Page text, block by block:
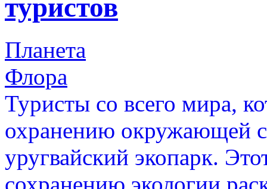
туристов
Планета
Флора
Туристы со всего мира,
охранению окружающей
уругвайский экопарк.
сохранению экологии